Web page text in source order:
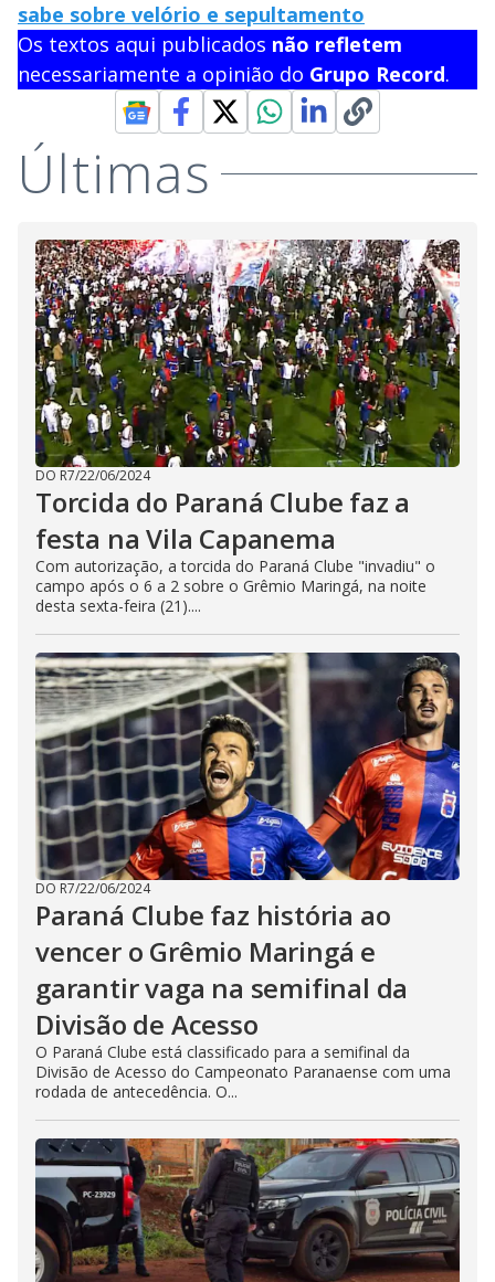
sabe sobre velório e sepultamento
Os textos aqui publicados não refletem
necessariamente a opinião do Grupo Record.
Últimas
DO R7/22/06/2024
Torcida do Paraná Clube faz a
festa na Vila Capanema
Com autorização, a torcida do Paraná Clube "invadiu" o
campo após o 6 a 2 sobre o Grêmio Maringá, na noite
desta sexta-feira (21)....
DO R7/22/06/2024
Paraná Clube faz história ao
vencer o Grêmio Maringá e
garantir vaga na semifinal da
Divisão de Acesso
O Paraná Clube está classificado para a semifinal da
Divisão de Acesso do Campeonato Paranaense com uma
rodada de antecedência. O...